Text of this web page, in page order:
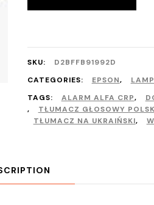
SKU:
D2BFFB91992D
CATEGORIES:
EPSON,
TAGS:
ALARM ALFA CRP,
,
TŁUMACZ GŁOSOWY
TŁUMACZ NA UKRAIŃSKI,